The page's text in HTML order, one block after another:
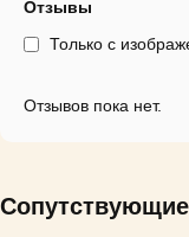
Отзывы
Только с
Отзывов пока нет.